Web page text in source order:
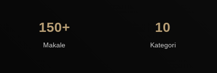
150+
Makale
10
Kategori